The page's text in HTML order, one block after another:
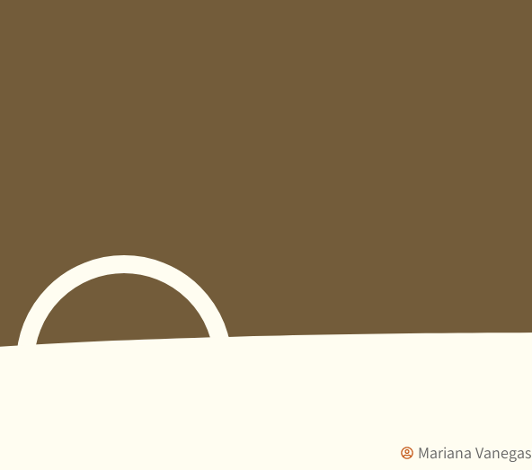
Mariana Vanegas